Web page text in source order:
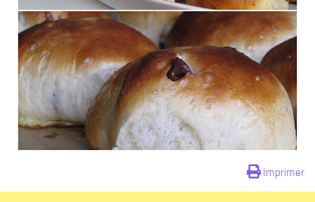
Imprimer